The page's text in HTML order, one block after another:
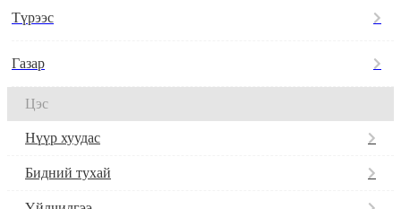
Түрээс
Газар
Цэс
Нүүр хуудас
Бидний тухай